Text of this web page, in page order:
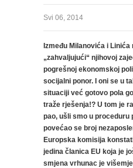
Svi 06, 2014
Između Milanovića i
„zahvaljujući“ njihovoj
pogrešnoj ekonomskoj
socijalni ponor. I oni se u
situaciji već gotovo pola
traže rješenja!? U tom je
pao, ušli smo u proceduru
povećao se broj
Europska komisija
jedina članica EU koja je
smjena vrhunac je